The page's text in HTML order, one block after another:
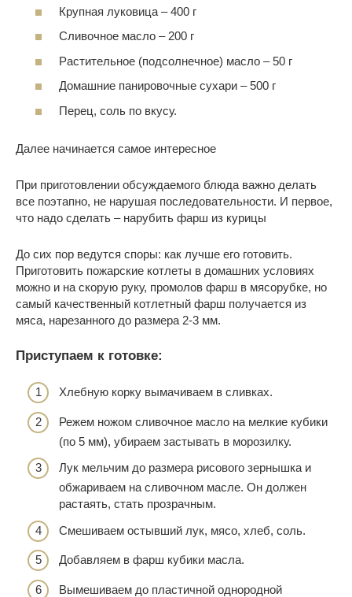
Крупная луковица – 400 г
Сливочное масло – 200 г
Растительное (подсолнечное) масло – 50 г
Домашние панировочные сухари – 500 г
Перец, соль по вкусу.
Далее начинается самое интересное
При приготовлении обсуждаемого блюда важно делать
все поэтапно, не нарушая последовательности. И первое,
что надо сделать – нарубить фарш из курицы
До сих пор ведутся споры: как лучше его готовить.
Приготовить пожарские котлеты в домашних условиях
можно и на скорую руку, промолов фарш в мясорубке, но
самый качественный котлетный фарш получается из
мяса, нарезанного до размера 2-3 мм.
Приступаем к готовке:
Хлебную корку вымачиваем в сливках.
Режем ножом сливочное масло на мелкие кубики
(по 5 мм), убираем застывать в морозилку.
Лук мельчим до размера рисового зернышка и
обжариваем на сливочном масле. Он должен
растаять, стать прозрачным.
Смешиваем остывший лук, мясо, хлеб, соль.
Добавляем в фарш кубики масла.
Вымешиваем до пластичной однородной